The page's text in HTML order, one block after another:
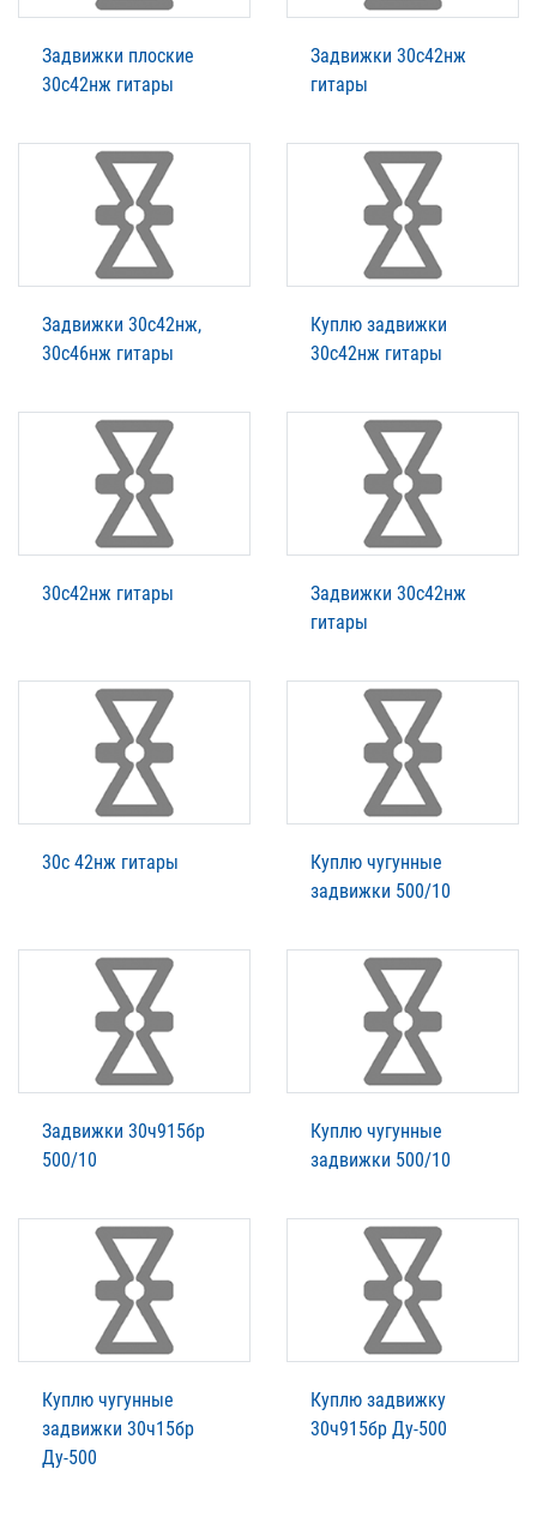
Задвижки плоские
30с42нж гитары
Задвижки 30с42нж
гитары
Задвижки 30с42нж,
30с46нж гитары
Куплю задвижки
30с42нж гитары
30с42нж гитары
Задвижки 30с42нж
гитары
30с 42нж гитары
Куплю чугунные
задвижки 500/10
Задвижки 30ч915бр
500/10
Куплю чугунные
задвижки 500/10
Куплю чугунные
задвижки 30ч15бр
Ду-500
Куплю задвижку
30ч915бр Ду-500